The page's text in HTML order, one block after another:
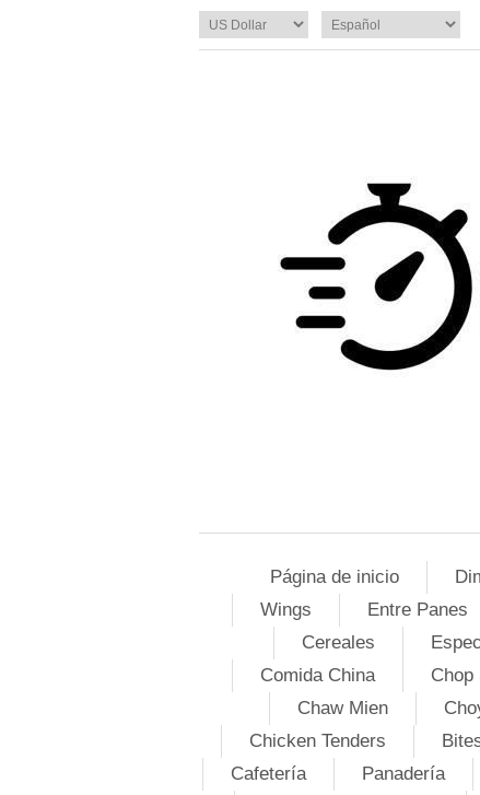
Página de inicio
Wings
Entre Panes
Cereales
Comida China
Chop
Chaw Mien
Chicken Tenders
Cafetería
Panadería